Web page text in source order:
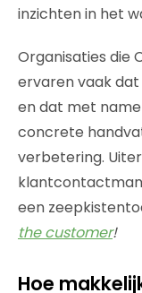
inzichten in het
Organisaties die
ervaren vaak
en dat met
concrete
verbetering.
een
the customer!
Hoe